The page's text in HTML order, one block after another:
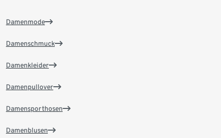
Damenmode
Damenschmuck
Damenkleider
Damenpullover
Damensporthosen
Damenblusen